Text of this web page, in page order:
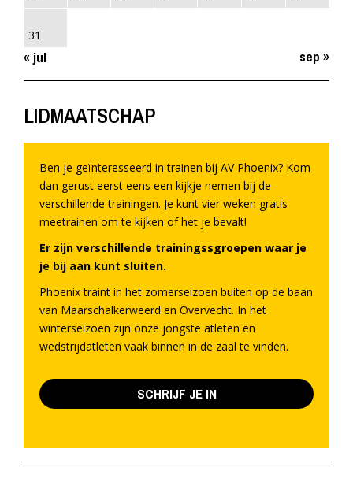
31
« jul sep »
LIDMAATSCHAP
Ben je geïnteresseerd in trainen bij AV Phoenix? Kom
dan gerust eerst eens een kijkje nemen bij de
verschillende trainingen. Je kunt vier weken gratis
meetrainen om te kijken of het je bevalt!
Er zijn verschillende trainingssgroepen waar je
je bij aan kunt sluiten.
Phoenix traint in het zomerseizoen buiten op de baan
van Maarschalkerweerd en Overvecht. In het
winterseizoen zijn onze jongste atleten en
wedstrijdatleten vaak binnen in de zaal te vinden.
SCHRIJF JE IN